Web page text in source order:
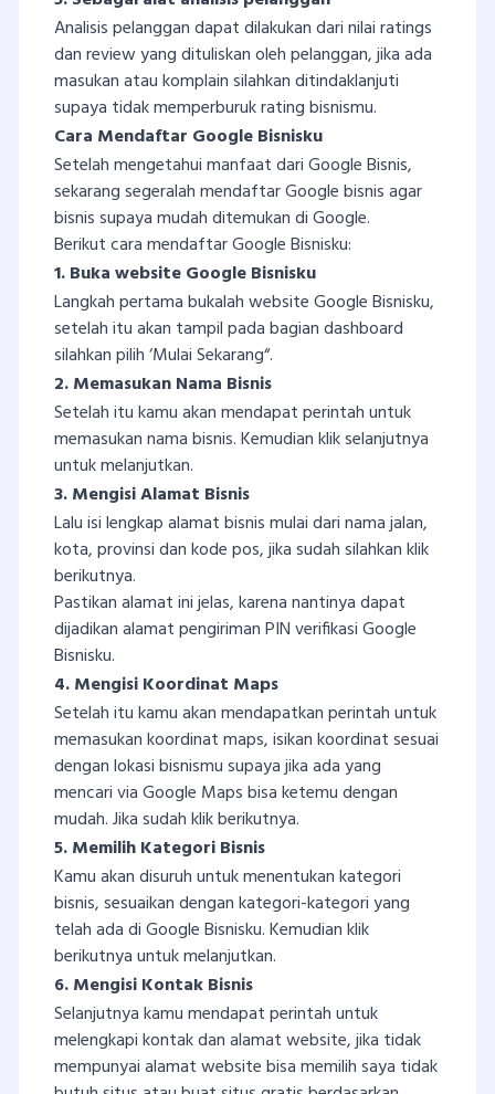
Analisis pelanggan dapat dilakukan dari nilai ratings
dan review yang dituliskan oleh pelanggan, jika ada
masukan atau komplain silahkan ditindaklanjuti
supaya tidak memperburuk rating bisnismu.
Cara Mendaftar Google Bisnisku
Setelah mengetahui manfaat dari Google Bisnis,
sekarang segeralah mendaftar Google bisnis agar
bisnis supaya mudah ditemukan di Google.
Berikut cara mendaftar Google Bisnisku:
1. Buka website Google Bisnisku
Langkah pertama bukalah website Google Bisnisku,
setelah itu akan tampil pada bagian dashboard
silahkan pilih ‘Mulai Sekarang“.
2. Memasukan Nama Bisnis
Setelah itu kamu akan mendapat perintah untuk
memasukan nama bisnis. Kemudian klik selanjutnya
untuk melanjutkan.
3. Mengisi Alamat Bisnis
Lalu isi lengkap alamat bisnis mulai dari nama jalan,
kota, provinsi dan kode pos, jika sudah silahkan klik
berikutnya.
Pastikan alamat ini jelas, karena nantinya dapat
dijadikan alamat pengiriman PIN verifikasi Google
Bisnisku.
4. Mengisi Koordinat Maps
Setelah itu kamu akan mendapatkan perintah untuk
memasukan koordinat maps, isikan koordinat sesuai
dengan lokasi bisnismu supaya jika ada yang
mencari via Google Maps bisa ketemu dengan
mudah. Jika sudah klik berikutnya.
5. Memilih Kategori Bisnis
Kamu akan disuruh untuk menentukan kategori
bisnis, sesuaikan dengan kategori-kategori yang
telah ada di Google Bisnisku. Kemudian klik
berikutnya untuk melanjutkan.
6. Mengisi Kontak Bisnis
Selanjutnya kamu mendapat perintah untuk
melengkapi kontak dan alamat website, jika tidak
mempunyai alamat website bisa memilih saya tidak